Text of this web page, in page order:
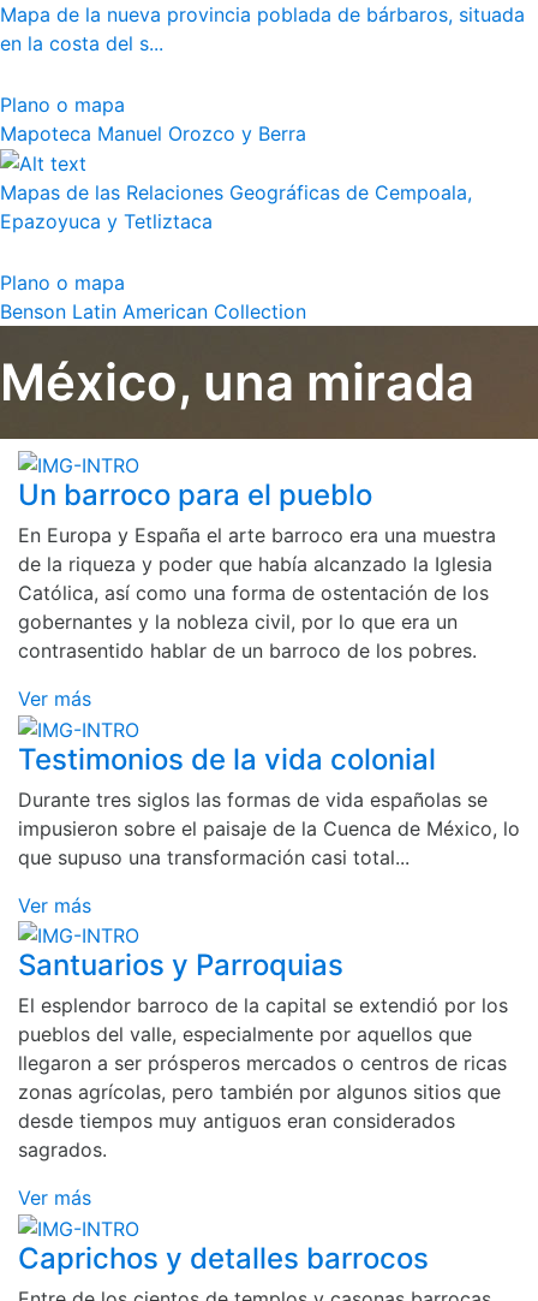
Mapa de la nueva provincia poblada de bárbaros, situada
en la costa del s...
Plano o mapa
Mapoteca Manuel Orozco y Berra
Mapas de las Relaciones Geográficas de Cempoala,
Epazoyuca y Tetliztaca
Plano o mapa
Benson Latin American Collection
México, una mirada
Un barroco para el pueblo
En Europa y España el arte barroco era una muestra
de la riqueza y poder que había alcanzado la Iglesia
Católica, así como una forma de ostentación de los
gobernantes y la nobleza civil, por lo que era un
contrasentido hablar de un barroco de los pobres.
Ver más
Testimonios de la vida colonial
Durante tres siglos las formas de vida españolas se
impusieron sobre el paisaje de la Cuenca de México, lo
que supuso una transformación casi total...
Ver más
Santuarios y Parroquias
El esplendor barroco de la capital se extendió por los
pueblos del valle, especialmente por aquellos que
llegaron a ser prósperos mercados o centros de ricas
zonas agrícolas, pero también por algunos sitios que
desde tiempos muy antiguos eran considerados
sagrados.
Ver más
Caprichos y detalles barrocos